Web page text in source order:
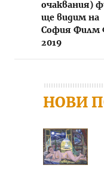
очаквания)
ще видим на
София Филм
2019
НОВИ